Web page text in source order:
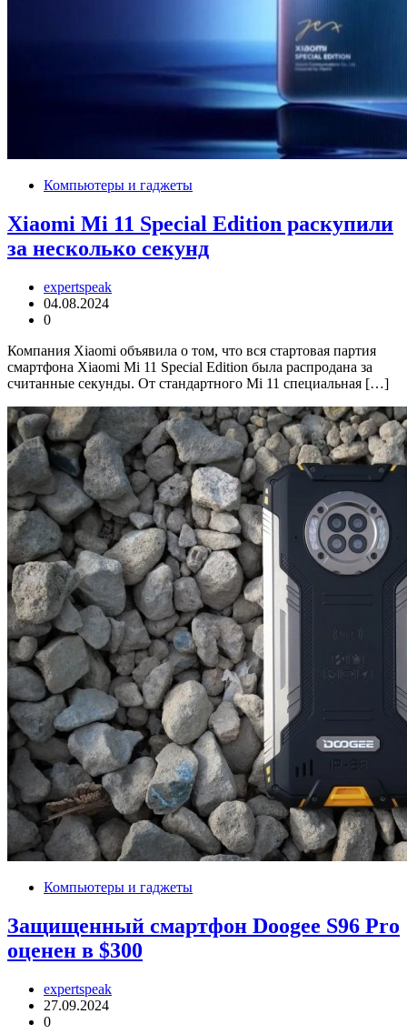
Компьютеры и гаджеты
Xiaomi Mi 11 Special Edition раскупили
за несколько секунд
expertspeak
04.08.2024
0
Компания Xiaomi объявила о том, что вся стартовая партия
смартфона Xiaomi Mi 11 Special Edition была распродана за
считанные секунды. От стандартного Mi 11 специальная […]
Компьютеры и гаджеты
Защищенный смартфон Doogee S96 Pro
оценен в $300
expertspeak
27.09.2024
0